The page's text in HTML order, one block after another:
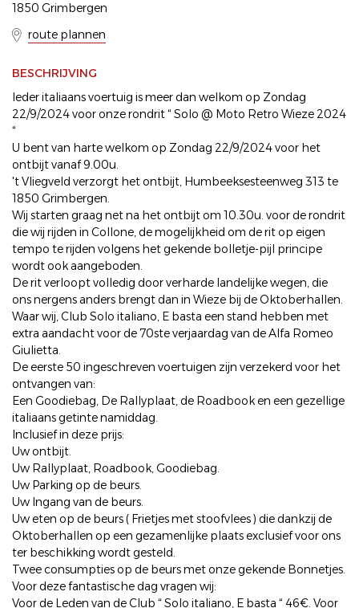
1850 Grimbergen
route plannen
BESCHRIJVING
Ieder italiaans voertuig is meer dan welkom op Zondag
22/9/2024 voor onze rondrit “ Solo @ Moto Retro Wieze 2024
“
U bent van harte welkom op Zondag 22/9/2024 voor het
ontbijt vanaf 9.00u.
't Vliegveld verzorgt het ontbijt, Humbeeksesteenweg 313 te
1850 Grimbergen.
Wij starten graag net na het ontbijt om 10.30u. voor de rondrit
die wij rijden in Collone, de mogelijkheid om de rit op eigen
tempo te rijden volgens het gekende bolletje-pijl principe
wordt ook aangeboden.
De rit verloopt volledig door verharde landelijke wegen, die
ons nergens anders brengt dan in Wieze bij de Oktoberhallen.
Waar wij, Club Solo italiano, E basta een stand hebben met
extra aandacht voor de 70ste verjaardag van de Alfa Romeo
Giulietta.
De eerste 50 ingeschreven voertuigen zijn verzekerd voor het
ontvangen van:
Een Goodiebag, De Rallyplaat, de Roadbook en een gezellige
italiaans getinte namiddag.
Inclusief in deze prijs:
Uw ontbijt.
Uw Rallyplaat, Roadbook, Goodiebag.
Uw Parking op de beurs.
Uw Ingang van de beurs.
Uw eten op de beurs ( Frietjes met stoofvlees ) die dankzij de
Oktoberhallen op een gezamenlijke plaats exclusief voor ons
ter beschikking wordt gesteld.
Twee consumpties op de beurs met onze gekende Bonnetjes.
Voor deze fantastische dag vragen wij:
Voor de Leden van de Club “ Solo italiano, E basta “ 46€. Voor